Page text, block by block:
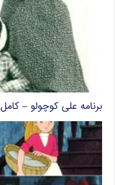
برنامه علی کوچولو – کامل